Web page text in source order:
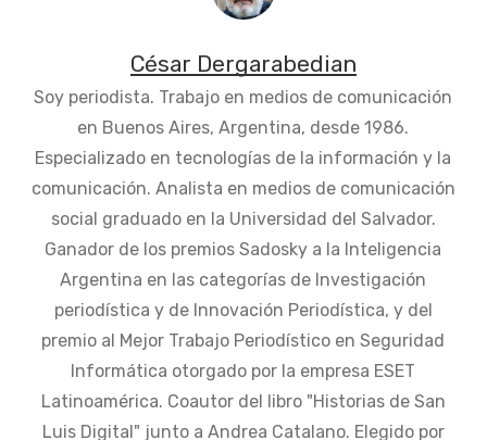
César Dergarabedian
Soy periodista. Trabajo en medios de comunicación
en Buenos Aires, Argentina, desde 1986.
Especializado en tecnologías de la información y la
comunicación. Analista en medios de comunicación
social graduado en la Universidad del Salvador.
Ganador de los premios Sadosky a la Inteligencia
Argentina en las categorías de Investigación
periodística y de Innovación Periodística, y del
premio al Mejor Trabajo Periodístico en Seguridad
Informática otorgado por la empresa ESET
Latinoamérica. Coautor del libro "Historias de San
Luis Digital" junto a Andrea Catalano. Elegido por